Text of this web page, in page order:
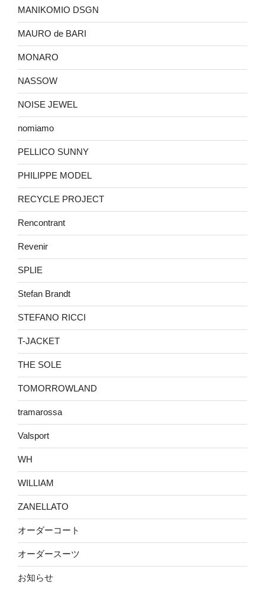
MANIKOMIO DSGN
MAURO de BARI
MONARO
NASSOW
NOISE JEWEL
nomiamo
PELLICO SUNNY
PHILIPPE MODEL
RECYCLE PROJECT
Rencontrant
Revenir
SPLIE
Stefan Brandt
STEFANO RICCI
T-JACKET
THE SOLE
TOMORROWLAND
tramarossa
Valsport
WH
WILLIAM
ZANELLATO
オーダーコート
オーダースーツ
お知らせ